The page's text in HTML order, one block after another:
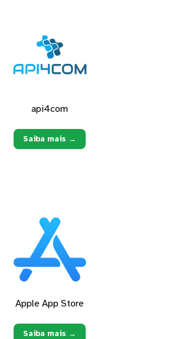
api4com
Saiba mais →
Apple App Store
Saiba mais →